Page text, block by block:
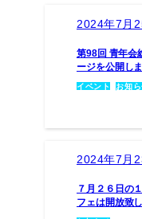
2024年7月
第98回 青年会
ージを公開しま
イベント お知
2024年7月
７月２６日の
フェは開放致